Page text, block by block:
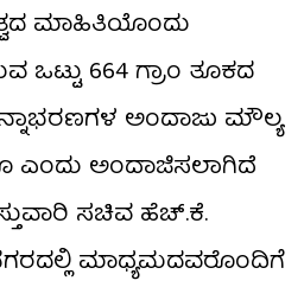
ಮಾಹಿತಿಯೊಂದು
ಒಟ್ಟು 664 ಗ್ರಾಂ ತೂಕದ
ಅಂದಾಜು ಮೌಲ್ಯ
ಎಂದು ಅಂದಾಜಿಸಲಾಗಿದೆ
ಸಚಿವ ಹೆಚ್.ಕೆ.
ಮಾಧ್ಯಮದವರೊಂದಿಗೆ